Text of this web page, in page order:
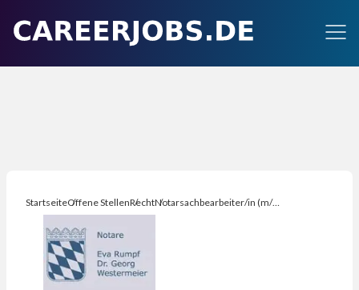
StartseiteOffene StellenRecht Notarsachbearbeiter/in (m/w/d)